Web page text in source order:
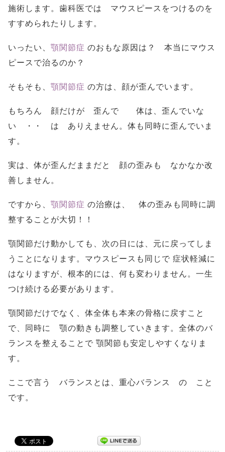
施術します。歯科医では マウスピースをつけるのを
すすめられたりします。
いったい、 顎関節症 のおもな原因は？ 本当にマウス
ピースで治るのか？
そもそも、 顎関節症 の方は、顔が歪んでいます。
もちろん 顔だけが 歪んで 体は、歪んでいな
い ・・ は ありえません。体も同時に歪んでいま
す。
実は、体が歪んだままだと 顔の歪みも なかなか改
善しません。
ですから、 顎関節症 の治療は、 体の歪みも同時に調
整することが大切！！
顎関節だけ動かしても、次の日には、元に戻ってしま
うことになります。マウスピースも同じで 症状軽減に
はなりますが、根本的には、何も変わりません。一生
つけ続ける必要があります。
顎関節だけでなく、体全体も本来の骨格に戻すこと
で、同時に 顎の動きも調整していきます。全体のバ
ランスを整えることで 顎関節も安定しやすくなりま
す。
ここで言う バランスとは、重心バランス の こと
です。